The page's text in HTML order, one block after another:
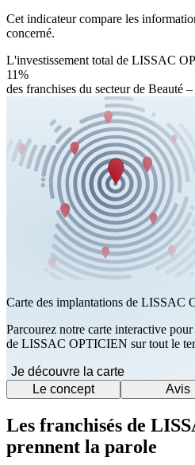
Cet indicateur compare les
concerné.
L'investissement total de LISSAC
11%
des franchises du secteur de Beauté
Carte des implantations de LISSAC
Parcourez notre carte interactive
de LISSAC OPTICIEN sur tout le
Je découvre la carte
Le concept
Avis
Les franchisés de
prennent la parole